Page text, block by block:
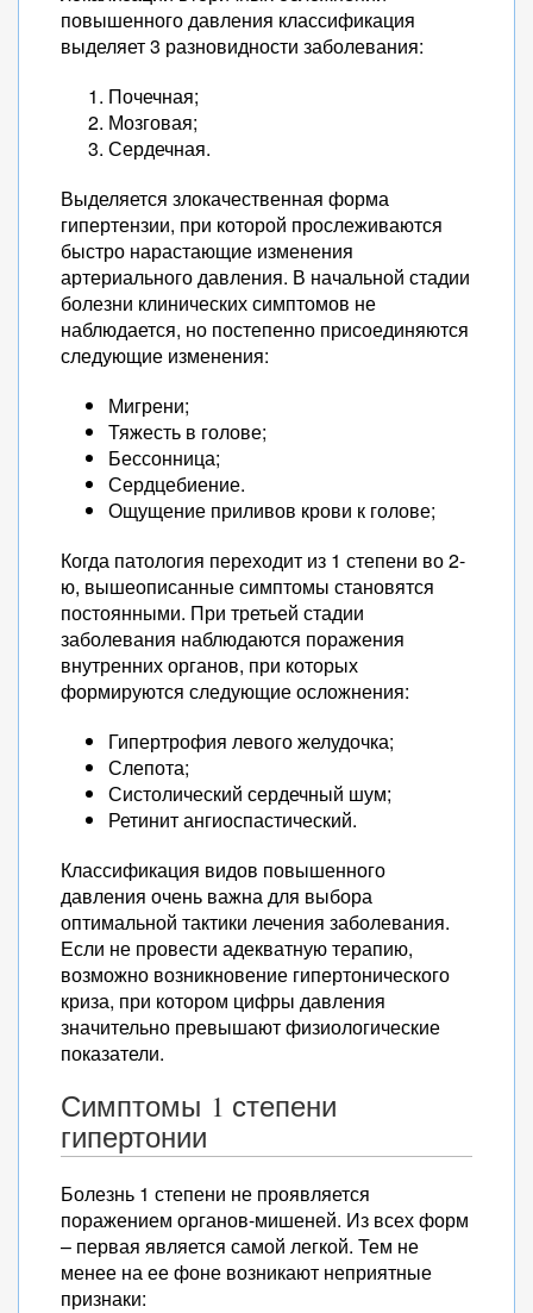
повышенного давления классификация
выделяет 3 разновидности заболевания:
Почечная;
Мозговая;
Сердечная.
Выделяется злокачественная форма
гипертензии, при которой прослеживаются
быстро нарастающие изменения
артериального давления. В начальной стадии
болезни клинических симптомов не
наблюдается, но постепенно присоединяются
следующие изменения:
Мигрени;
Тяжесть в голове;
Бессонница;
Сердцебиение.
Ощущение приливов крови к голове;
Когда патология переходит из 1 степени во 2-
ю, вышеописанные симптомы становятся
постоянными. При третьей стадии
заболевания наблюдаются поражения
внутренних органов, при которых
формируются следующие осложнения:
Гипертрофия левого желудочка;
Слепота;
Систолический сердечный шум;
Ретинит ангиоспастический.
Классификация видов повышенного
давления очень важна для выбора
оптимальной тактики лечения заболевания.
Если не провести адекватную терапию,
возможно возникновение гипертонического
криза, при котором цифры давления
значительно превышают физиологические
показатели.
Симптомы 1 степени
гипертонии
Болезнь 1 степени не проявляется
поражением органов-мишеней. Из всех форм
– первая является самой легкой. Тем не
менее на ее фоне возникают неприятные
признаки: